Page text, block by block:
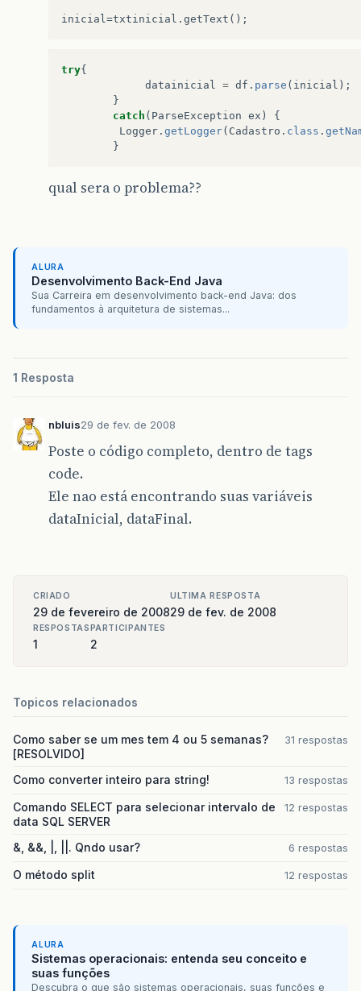
inicial=txtinicial . getText ();
try{
datainicial = df . parse ( inicial );
}
catch ( ParseException ex )
{
Logger . getLogger( Cadastro . class .
}
qual sera o problema??
ALURA
Desenvolvimento Back-End Java
Sua Carreira em desenvolvimento back-end Java: dos
fundamentos à arquitetura de sistemas...
1 Resposta
nbluis29 de fev. de 2008
Poste o código completo, dentro de tags
code.
Ele nao está encontrando suas variáveis
dataInicial, dataFinal.
CRIADO
29 de fevereiro de 2008
ULTIMA RESPOSTA
29 de fev. de 2008
RESPOSTAS
1
PARTICIPANTES
2
Topicos relacionados
Como saber se um mes tem 4 ou 5 semanas?
[RESOLVIDO]
31 respostas
Como converter inteiro para string! 13 respostas
Comando SELECT para selecionar intervalo de
data SQL SERVER
12 respostas
&, &&, |, ||. Qndo usar? 6 respostas
O método split 12 respostas
ALURA
Sistemas operacionais: entenda seu conceito e
suas funções
Descubra o que são sistemas operacionais, suas funções e